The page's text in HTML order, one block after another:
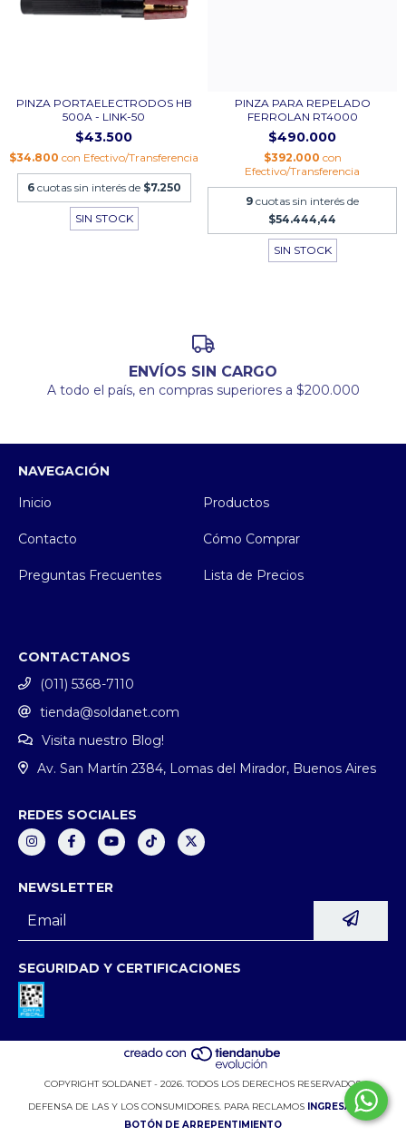
PINZA PORTAELECTRODOS HB
500A - LINK-50
$43.500
$34.800 con Efectivo/Transferencia
6 cuotas sin interés de $7.250
SIN STOCK
PINZA PARA REPELADO
FERROLAN RT4000
$490.000
$392.000 con
Efectivo/Transferencia
9 cuotas sin interés de
$54.444,44
SIN STOCK
ENVÍOS SIN CARGO
A todo el país, en compras superiores a $200.000
NAVEGACIÓN
Inicio
Productos
Contacto Cómo Comprar
Preguntas Frecuentes Lista de Precios
CONTACTANOS
(011) 5368-7110
tienda@soldanet.com
Visita nuestro Blog!
Av. San Martín 2384, Lomas del Mirador, Buenos Aires
REDES SOCIALES
NEWSLETTER
SEGURIDAD Y CERTIFICACIONES
COPYRIGHT SOLDANET - 2026. TODOS LOS DERECHOS RESERVADOS.
DEFENSA DE LAS Y LOS CONSUMIDORES. PARA RECLAMOS
INGRESÁ ACÁ.
BOTÓN DE ARREPENTIMIENTO